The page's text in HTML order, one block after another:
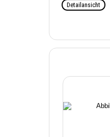
Detailansicht